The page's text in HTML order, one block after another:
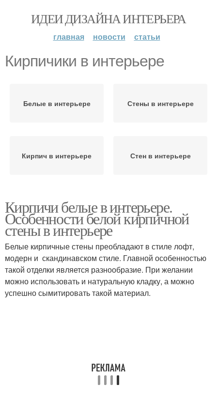
ИДЕИ ДИЗАЙНА ИНТЕРЬЕРА
главная новости статьи
Кирпичики в интерьере
Белые в интерьере Стены в интерьере
Кирпич в интерьере Стен в интерьере
Кирпичи белые в интерьере.
Особенности белой кирпичной
стены в интерьере
Белые кирпичные стены преобладают в стиле лофт,
модерн и скандинавском стиле. Главной особенностью
такой отделки является разнообразие. При желании
можно использовать и натуральную кладку, а можно
успешно сымитировать такой материал.